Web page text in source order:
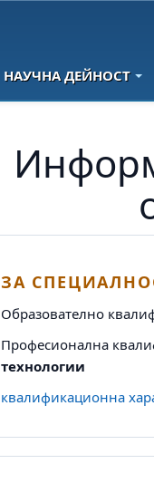
НАУЧНА ДЕЙНОСТ
ЗА
Образователно
Професионална
технологии
квалификационна